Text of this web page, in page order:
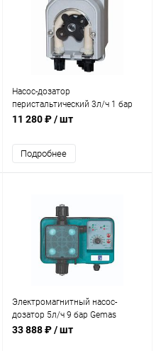
Насос-дозатор
перистальтический 3л/ч 1 бар
Gemas (06PD0301)
11 280 ₽/ шт
Подробнее
Электромагнитный насос-
дозатор 5л/ч 9 бар Gemas
(06MD0509)
33 888 ₽/ шт